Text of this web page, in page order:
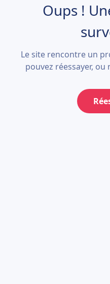
Oups !
Le site rencontre un
pouvez réessayer,